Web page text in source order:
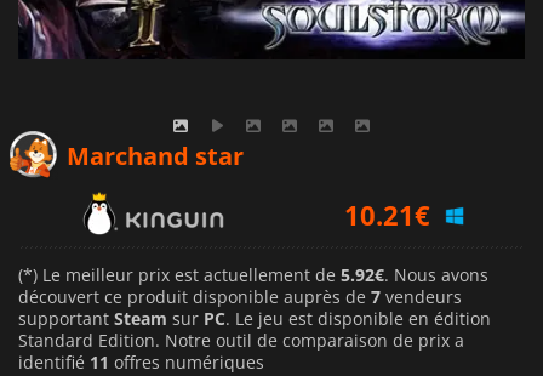
Marchand star
10.21€
12.06€
(*) Le meilleur prix est actuellement de 5.92€. Nous avons
découvert ce produit disponible auprès de 7 vendeurs
supportant Steam sur PC. Le jeu est disponible en édition
Standard Edition. Notre outil de comparaison de prix a
identifié 11 offres numériques